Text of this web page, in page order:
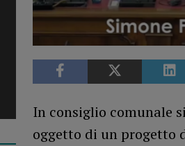
In consiglio comunale
oggetto di un progetto